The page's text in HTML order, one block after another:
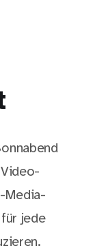
Media-
jede